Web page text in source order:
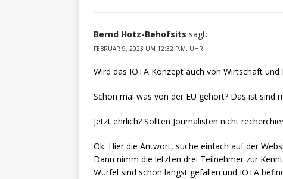
Bernd Hotz-Behofsits sagt:
FEBRUAR 9, 2023 UM 12:32 P.M. UHR
Wird das IOTA Konzept auch von Wirtschaft
Schon mal was von der EU gehört? Das ist sind
Jetzt ehrlich? Sollten Journalisten nicht
Ok. Hier die Antwort, suche einfach auf der
Dann nimm die letzten drei Teilnehmer zur
Würfel sind schon längst gefallen und IOTA